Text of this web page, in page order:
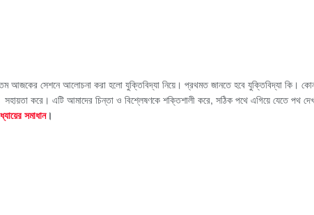
সেশনে আলোচনা করা হলো যুক্তিবিদ্যা নিয়ে। প্রথমত জানতে হবে যুক্তিবিদ্যা কি। কোন
করে। এটি আমাদের চিন্তা ও বিশ্লেষণকে শক্তিশালী করে, সঠিক পথে এগিয়ে যেতে পথ
সমাধান।